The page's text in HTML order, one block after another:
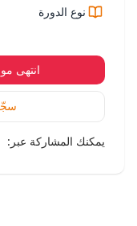
نوع الدورة
انتهى
يمكنك المشاركة عبر: